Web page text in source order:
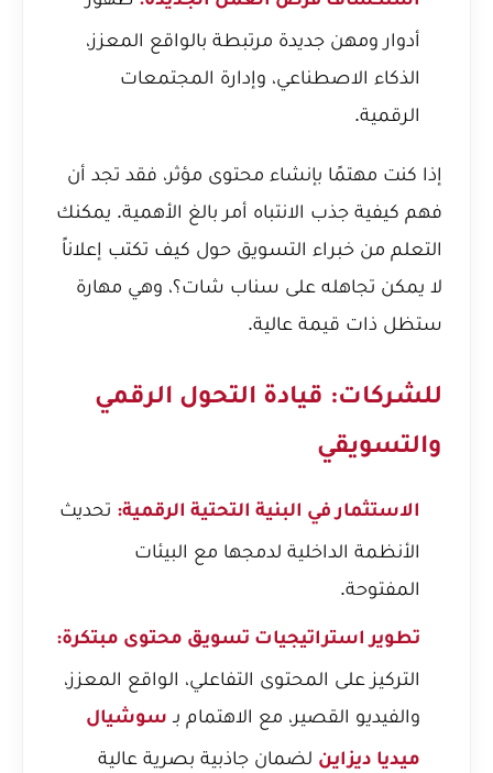
أدوار ومهن جديدة مرتبطة بالواقع المعزز،
الذكاء الاصطناعي، وإدارة المجتمعات
الرقمية.
إذا كنت مهتمًا بإنشاء محتوى مؤثر، فقد تجد أن
فهم كيفية جذب الانتباه أمر بالغ الأهمية. يمكنك
التعلم من خبراء التسويق حول كيف تكتب إعلاناً
لا يمكن تجاهله على سناب شات؟، وهي مهارة
ستظل ذات قيمة عالية.
للشركات: قيادة التحول الرقمي
والتسويقي
الاستثمار في البنية التحتية الرقمية: تحديث
الأنظمة الداخلية لدمجها مع البيئات
المفتوحة.
تطوير استراتيجيات تسويق محتوى مبتكرة:
التركيز على المحتوى التفاعلي، الواقع المعزز،
والفيديو القصير، مع الاهتمام بـ سوشيال
ميديا ديزاين لضمان جاذبية بصرية عالية